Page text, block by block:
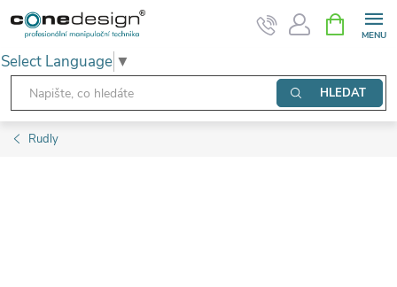
Přejít
obsah
Select Language ▼
HLEDAT
NÁKUPNÍ
KOŠÍK
Rudly